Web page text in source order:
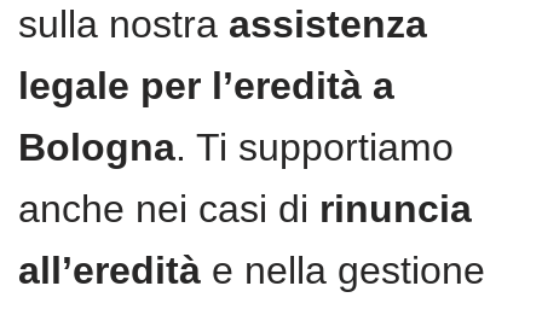
sulla nostra assistenza
legale per l’eredità a
Bologna. Ti supportiamo
anche nei casi di rinuncia
all’eredità e nella gestione